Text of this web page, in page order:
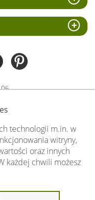
technologii m.in. w
witryny,
oraz innych
każdej chwili możesz
2026,
osób.
5możliwych.
Ty: